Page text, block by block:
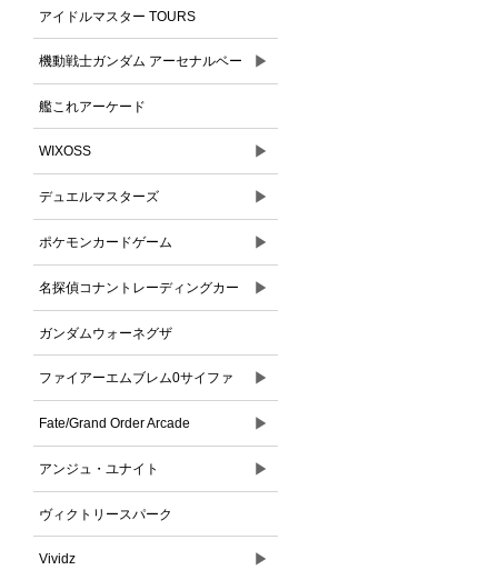
アイドルマスター TOURS
機動戦士ガンダム アーセナルベー
ス
▶
艦これアーケード
WIXOSS ▶
デュエルマスターズ ▶
ポケモンカードゲーム ▶
名探偵コナントレーディングカー
ドゲーム
▶
ガンダムウォーネグザ
ファイアーエムブレム0サイファ ▶
Fate/Grand Order Arcade ▶
アンジュ・ユナイト ▶
ヴィクトリースパーク
Vividz ▶